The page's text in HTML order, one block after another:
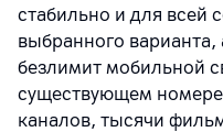
стабильно и для всей
выбранного
безлимит мобильной
существующем
каналов, тысячи